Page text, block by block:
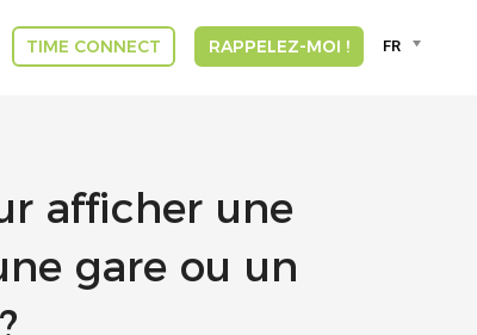
TIME CONNECT RAPPELEZ-MOI !
Language
FR
afficher une
gare ou un